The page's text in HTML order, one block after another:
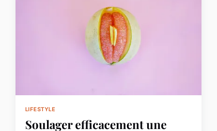
LIFESTYLE
Soulager efficacement une